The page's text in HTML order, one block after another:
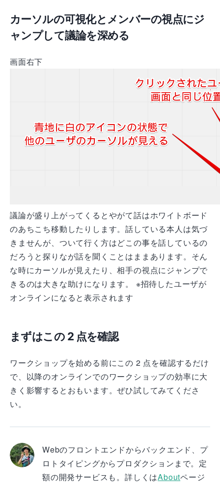
カーソルの可視化とメンバーの視点にジ
ャンプして議論を深める
画面右下
議論が盛り上がってくるとやがて話はホワイトボード
のあちこち移動したりします。話している本人は気づ
きませんが、ついて行く方はどこの事を話しているの
だろうと探りなが話を聞くことはままあります。そん
な時にカーソルが見えたり、相手の視点にジャンプで
きるのは大きな助けになります。 ※招待したユーザが
オンラインになると表示されます
まずはこの 2 点を確認
ワークショップを始める前にこの 2 点を確認するだけ
で、以降のオンラインでのワークショップの効率に大
きく影響するとおもいます。ぜひ試してみてくださ
い。
Webのフロントエンドからバックエンド、プ
ロトタイピングからプロダクションまで。定
額の開発サービスも。詳しくはAboutページ